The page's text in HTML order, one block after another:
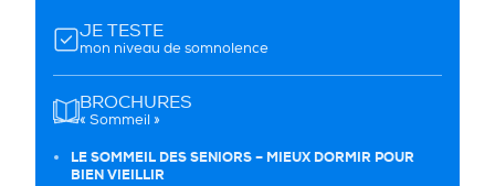
JE TESTE
mon niveau de somnolence
BROCHURES
« Sommeil »
LE SOMMEIL DES SENIORS – MIEUX DORMIR POUR
BIEN VIEILLIR